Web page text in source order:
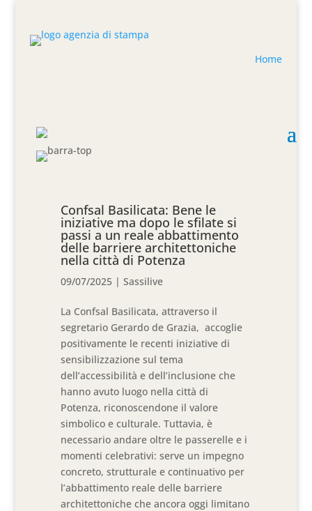
Home
Confsal Basilicata: Bene le
iniziative ma dopo le sfilate si
passi a un reale abbattimento
delle barriere architettoniche
nella città di Potenza
09/07/2025 |Sassilive
La Confsal Basilicata, attraverso il
segretario Gerardo de Grazia, accoglie
positivamente le recenti iniziative di
sensibilizzazione sul tema
dell’accessibilità e dell’inclusione che
hanno avuto luogo nella città di
Potenza, riconoscendone il valore
simbolico e culturale. Tuttavia, è
necessario andare oltre le passerelle e i
momenti celebrativi: serve un impegno
concreto, strutturale e continuativo per
l’abbattimento reale delle barriere
architettoniche che ancora oggi limitano